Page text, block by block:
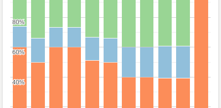
40%
40%
60%
60%
80%
80%